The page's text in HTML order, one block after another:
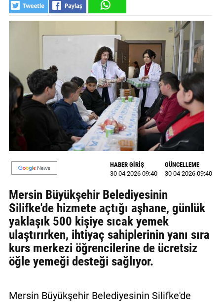
GÜNDEM
DÜNYA
MAGAZİN
GALERİ
VİDEO
BİZE
ULAŞIN
Künye
İletişim
Gizlilik
Politikası
HABER GİRİŞ
30 04 2026 09:40
GÜNCELLEME
30 04 2026 09:40
Mersin Büyükşehir Belediyesinin
Silifke'de hizmete açtığı aşhane, günlük
yaklaşık 500 kişiye sıcak yemek
ulaştırırken, ihtiyaç sahiplerinin yanı sıra
kurs merkezi öğrencilerine de ücretsiz
öğle yemeği desteği sağlıyor.
Mersin Büyükşehir Belediyesinin Silifke'de